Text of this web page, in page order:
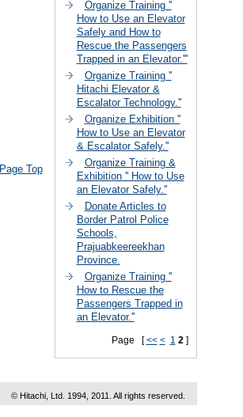
Page Top
Organize Training ''
How to Use an Elevator
Safely and How to
Rescue the Passengers
Trapped in an Elevator.'''
Organize Training ''
Hitachi Elevator &
Escalator Technology.''
Organize Exhibition ''
How to Use an Elevator
& Escalator Safely.''
Organize Training &
Exhibition '' How to Use
an Elevator Safely.''
Donate Articles to
Border Patrol Police
Schools,
Prajuabkeereekhan
Province.
Organize Training ''
How to Rescue the
Passengers Trapped in
an Elevator.''
Page [<< < 1 2]
© Hitachi, Ltd. 1994, 2011. All rights reserved.